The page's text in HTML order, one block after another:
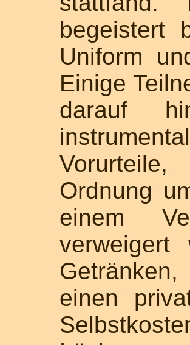
begeistert
Uniform
Einige
darauf
Ordnung
einem
einen